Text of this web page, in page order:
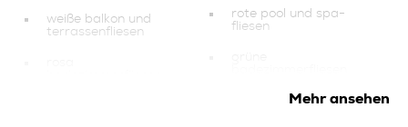
weiße balkon und
terrassenfliesen
rote pool und spa-
fliesen
Mehr ansehen